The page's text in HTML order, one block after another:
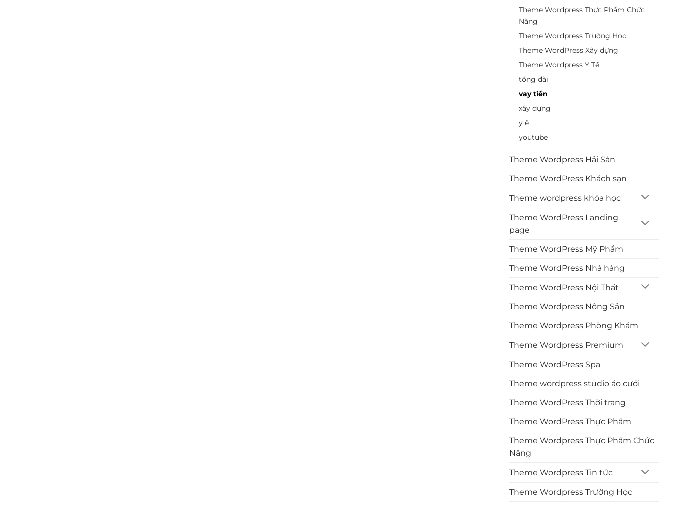
Theme Wordpress Thực Phẩm Chức
Năng
Theme Wordpress Trường Học
Theme WordPress Xây dựng
Theme Wordpress Y Tế
tổng đài
vay tiền
xây dựng
y ế
youtube
Theme Wordpress Hải Sản
Theme WordPress Khách sạn
Theme wordpress khóa học
Theme WordPress Landing
page
Theme WordPress Mỹ Phẩm
Theme WordPress Nhà hàng
Theme WordPress Nội Thất
Theme Wordpress Nông Sản
Theme Wordpress Phòng Khám
Theme Wordpress Premium
Theme WordPress Spa
Theme wordpress studio áo cưới
Theme WordPress Thời trang
Theme WordPress Thực Phẩm
Theme Wordpress Thực Phẩm Chức
Năng
Theme Wordpress Tin tức
Theme Wordpress Trường Học